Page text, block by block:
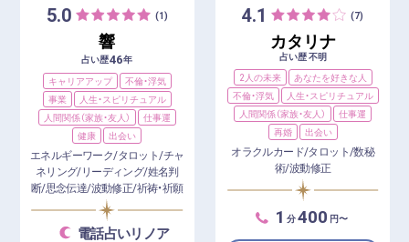
5.0 (1)
響
占い歴46年
キャリアアップ
不倫・浮気
事業
人生・スピリチュアル
人間関係（家族・友人）
仕事運
健康
出会い
エネルギーワーク/タロット/チャ
ネリング/リーディング/姓名判
断/思念伝達/波動修正/祈祷・祈願
電話占いリノア
4.1 (7)
カタリナ
占い歴 不明
2人の未来
あなたを好きな人
不倫・浮気
人生・スピリチュアル
人間関係（家族・友人）
仕事運
再婚
出会い
オラクルカード/タロット/数秘
術/波動修正
1 分400 円〜